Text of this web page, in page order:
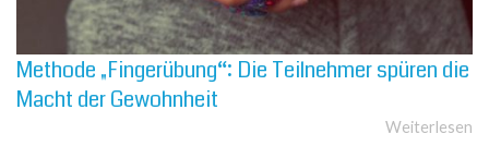
Methode „Fingerübung“: Die Teilnehmer spüren die
Macht der Gewohnheit
Weiterlesen